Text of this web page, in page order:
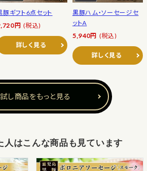
豚ギフト6点セット
円 (税込)
詳しく見る
黒豚ハム・ソーセージセ
ットA
5,940円 (税込)
詳しく見る
し商品をもっと見る
人はこんな商品も見ています